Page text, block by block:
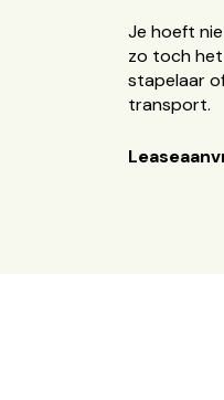
Je hoeft
zo toch
stapelaar
transport.